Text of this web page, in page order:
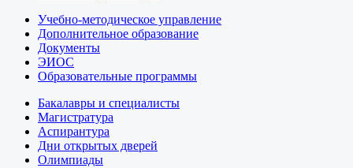
Учебно-методическое управление
Дополнительное образование
Документы
ЭИОС
Образовательные программы
Бакалавры и специалисты
Магистратура
Аспирантура
Дни открытых дверей
Олимпиады